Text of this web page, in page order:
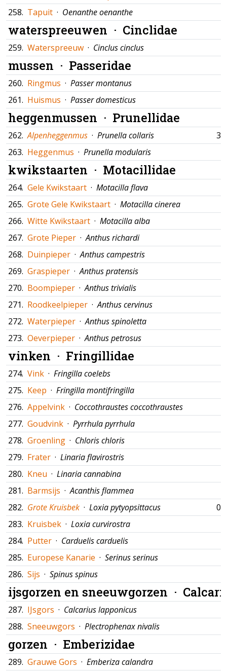
258. Tapuit · Oenanthe oenanthe
waterspreeuwen · Cinclidae
259. Waterspreeuw · Cinclus cinclus
mussen · Passeridae
260. Ringmus · Passer montanus
261. Huismus · Passer domesticus
heggenmussen · Prunellidae
262. Alpenheggenmus · Prunella collaris
263. Heggenmus · Prunella modularis
kwikstaarten · Motacillidae
264. Gele Kwikstaart · Motacilla flava
265. Grote Gele Kwikstaart · Motacilla cinerea
266. Witte Kwikstaart · Motacilla alba
267. Grote Pieper ·Anthus richardi
268. Duinpieper ·Anthus campestris
269. Graspieper ·Anthus pratensis
270. Boompieper ·Anthus trivialis
271. Roodkeelpieper ·Anthus cervinus
272. Waterpieper ·Anthus spinoletta
273. Oeverpieper ·Anthus petrosus
vinken · Fringillidae
274. Vink · Fringilla coelebs
275. Keep · Fringilla montifringilla
276. Appelvink · Coccothraustes coccothraustes
277. Goudvink · Pyrrhula pyrrhula
278. Groenling · Chloris chloris
279. Frater · Linaria flavirostris
280. Kneu · Linaria cannabina
281. Barmsijs ·Acanthis flammea
282. Grote Kruisbek · Loxia pytyopsittacus
283. Kruisbek · Loxia curvirostra
284. Putter · Carduelis carduelis
285. Europese Kanarie · Serinus serinus
286. Sijs · Spinus spinus
ijsgorzen en sneeuwgorzen ·
287. IJsgors · Calcarius lapponicus
288. Sneeuwgors · Plectrophenax nivalis
gorzen · Emberizidae
289. Grauwe Gors · Emberiza calandra